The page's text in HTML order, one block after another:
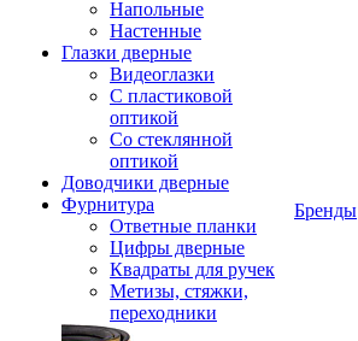
Напольные
Настенные
Глазки дверные
Видеоглазки
С пластиковой
оптикой
Со стеклянной
оптикой
Доводчики дверные
Фурнитура
Ответные планки
Цифры дверные
Квадраты для ручек
Метизы, стяжки,
переходники
Бренды